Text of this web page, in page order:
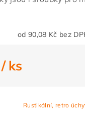
od 90,08 Kč bez
/ ks
Rustikální, retro